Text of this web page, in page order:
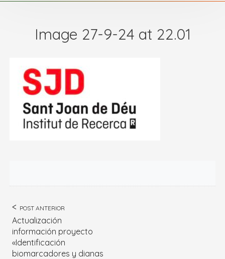
Image 27-9-24 at 22.01
POST ANTERIOR
Actualización
información proyecto
«Identificación
biomarcadores y dianas